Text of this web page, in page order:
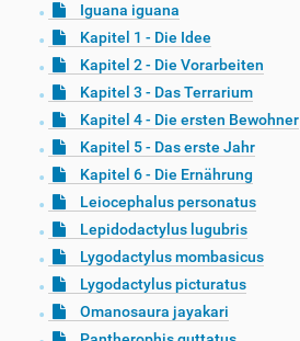
Iguana iguana
Kapitel 1 - Die Idee
Kapitel 2 - Die Vorarbeiten
Kapitel 3 - Das Terrarium
Kapitel 4 - Die ersten Bewohner
Kapitel 5 - Das erste Jahr
Kapitel 6 - Die Ernährung
Leiocephalus personatus
Lepidodactylus lugubris
Lygodactylus mombasicus
Lygodactylus picturatus
Omanosaura jayakari